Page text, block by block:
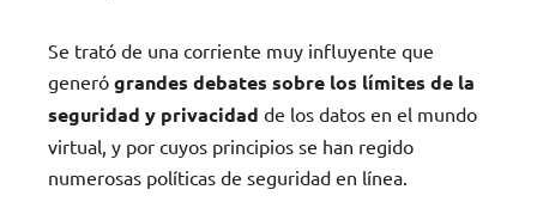
Se trató de una corriente muy influyente que
generó grandes debates sobre los límites de la
seguridad y privacidad de los datos en el mundo
virtual, y por cuyos principios se han regido
numerosas políticas de seguridad en línea.